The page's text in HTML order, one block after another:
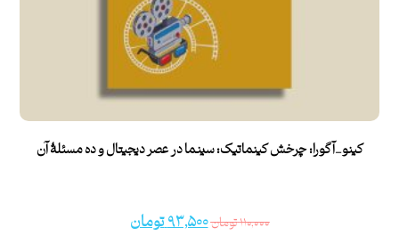
کینو_آگورا: چرخش کینماتیک: سینما در عصر دیجیتال و ده مسئلۀ آن
۱۱۰,۰۰۰تومان۹۳,۵۰۰تومان